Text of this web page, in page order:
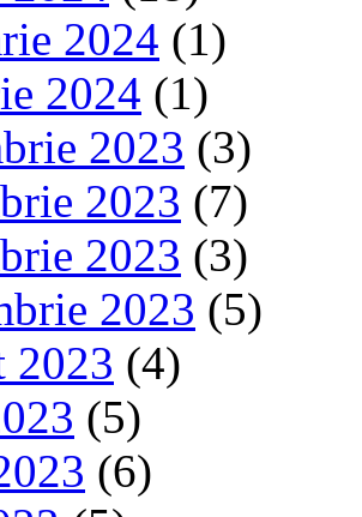
2024 (1)
2024 (1)
2023 (3)
2023 (7)
2023 (3)
2023 (5)
2023 (4)
(5)
(6)